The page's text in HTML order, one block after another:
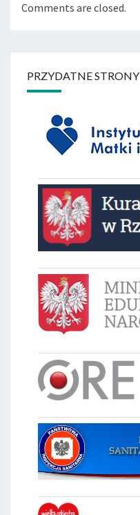
Comments are closed.
PRZYDATNE STRONY